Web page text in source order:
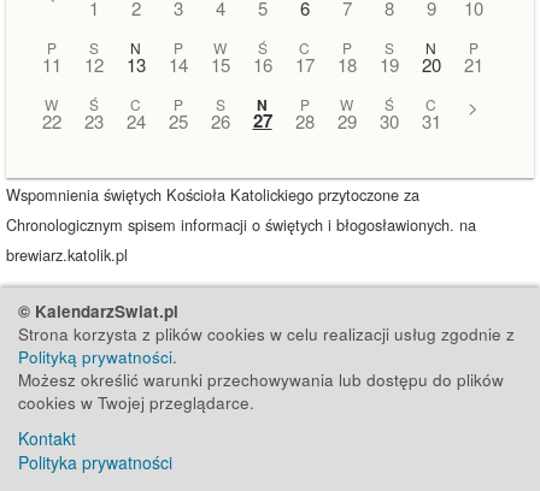
1 2 3 4 5 6 7 8 9 10
P
11
S
12
N
13
P
14
W
15
Ś
16
C
17
P
18
S
19
N
20
P
21
W
22
Ś
23
C
24
P
25
S
26
N
27
P
28
W
29
Ś
30
C
31
>
Wspomnienia świętych Kościoła Katolickiego przytoczone za
Chronologicznym spisem informacji o świętych i błogosławionych. na
brewiarz.katolik.pl
© KalendarzSwiat.pl
Strona korzysta z plików cookies w celu realizacji usług zgodnie z
Polityką prywatności.
Możesz określić warunki przechowywania lub dostępu do plików
cookies w Twojej przeglądarce.
Kontakt
Polityka prywatności